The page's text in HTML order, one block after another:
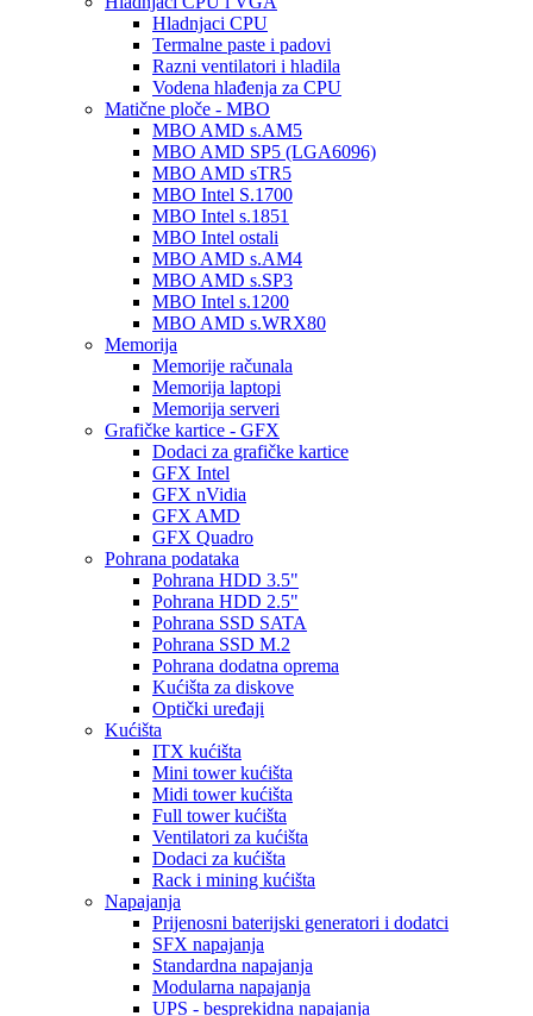
Hladnjaci CPU
Termalne paste i padovi
Razni ventilatori i hladila
Vodena hlađenja za CPU
Matične ploče - MBO
MBO AMD s.AM5
MBO AMD SP5 (LGA6096)
MBO AMD sTR5
MBO Intel S.1700
MBO Intel s.1851
MBO Intel ostali
MBO AMD s.AM4
MBO AMD s.SP3
MBO Intel s.1200
MBO AMD s.WRX80
Memorija
Memorije računala
Memorija laptopi
Memorija serveri
Grafičke kartice - GFX
Dodaci za grafičke kartice
GFX Intel
GFX nVidia
GFX AMD
GFX Quadro
Pohrana podataka
Pohrana HDD 3.5"
Pohrana HDD 2.5"
Pohrana SSD SATA
Pohrana SSD M.2
Pohrana dodatna oprema
Kućišta za diskove
Optički uređaji
Kućišta
ITX kućišta
Mini tower kućišta
Midi tower kućišta
Full tower kućišta
Ventilatori za kućišta
Dodaci za kućišta
Rack i mining kućišta
Napajanja
Prijenosni baterijski generatori i dodatci
SFX napajanja
Standardna napajanja
Modularna napajanja
UPS - besprekidna napajanja